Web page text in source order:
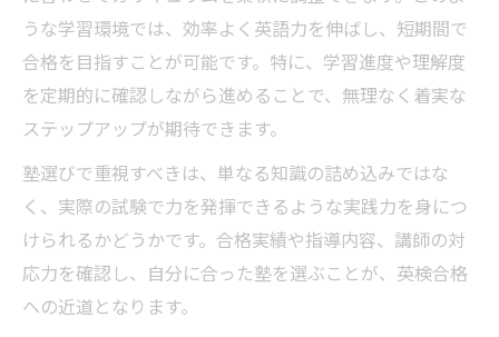
太田市で英語力が伸びる塾の特長を徹底解説
塾の英語指導法が英検合格に役立つ理由
英語力を伸ばす塾の学習環境のポイント
英検対策に有効な塾の教材やサポート
太田市の塾で重視したい指導実績とは
塾選びで失敗しないための比較の視点
英検対策なら効率重視の塾環境が重要
塾で実践できる効率的な英検対策方法
英検合格を後押しする塾の学習サイクル
うな学習環境では、効率よく英語力を伸ばし、短期間で
合格を目指すことが可能です。特に、学習進度や理解度
を定期的に確認しながら進めることで、無理なく着実な
ステップアップが期待できます。
塾選びで重視すべきは、単なる知識の詰め込みではな
く、実際の試験で力を発揮できるような実践力を身につ
けられるかどうかです。合格実績や指導内容、講師の対
応力を確認し、自分に合った塾を選ぶことが、英検合格
への近道となります。